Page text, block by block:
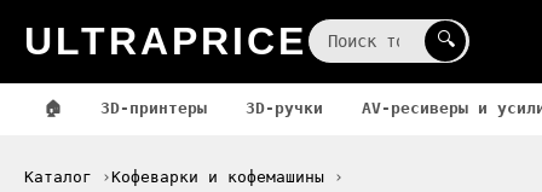
ULTRAPRICE 🔍
🏠 3D-принтеры 3D-ручки AV-ресиверы и
Каталог
Кофеварки и кофемашины